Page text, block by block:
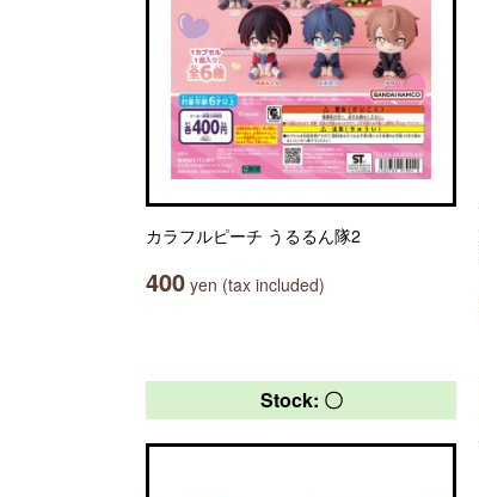
カラフルピーチ うるるん隊2
400 yen (tax included)
Stock: 〇